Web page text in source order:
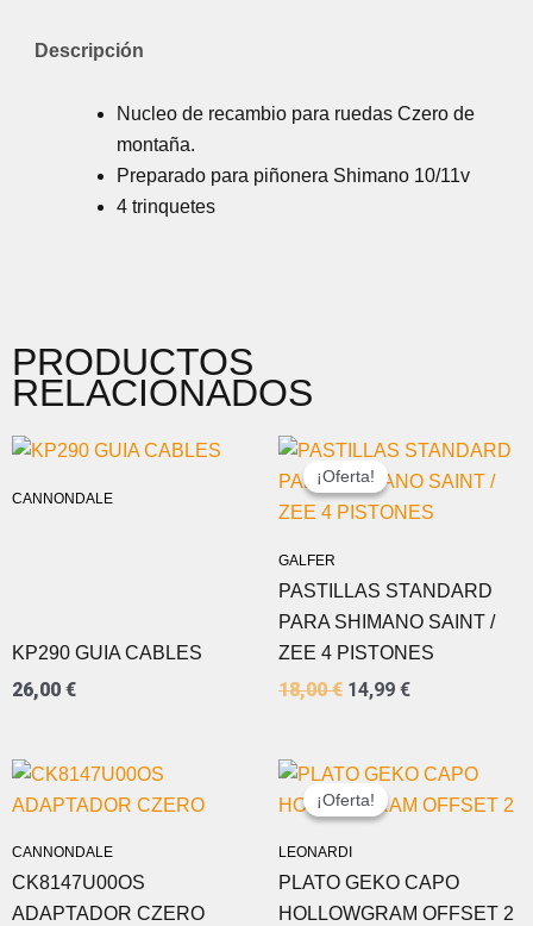
Descripción
Nucleo de recambio para ruedas Czero de
montaña.
Preparado para piñonera Shimano 10/11v
4 trinquetes
PRODUCTOS
RELACIONADOS
CANNONDALE
KP290 GUIA CABLES
26,00 €
¡Oferta!
GALFER
¡Oferta!
PASTILLAS STANDARD
PARA SHIMANO SAINT /
ZEE 4 PISTONES
18,00€
EL
PRECIO
ORIGINAL
ERA:
14,99 €
EL
PRECIO
ACTUAL
ES:
CANNONDALE
CK8147U00OS
ADAPTADOR CZERO
¡Oferta!
LEONARDI
¡Oferta!
PLATO GEKO CAPO
HOLLOWGRAM OFFSET 2
EL
PRECIO
ORIGINAL
69,00 €.
EL
PRECIO
ACTUAL